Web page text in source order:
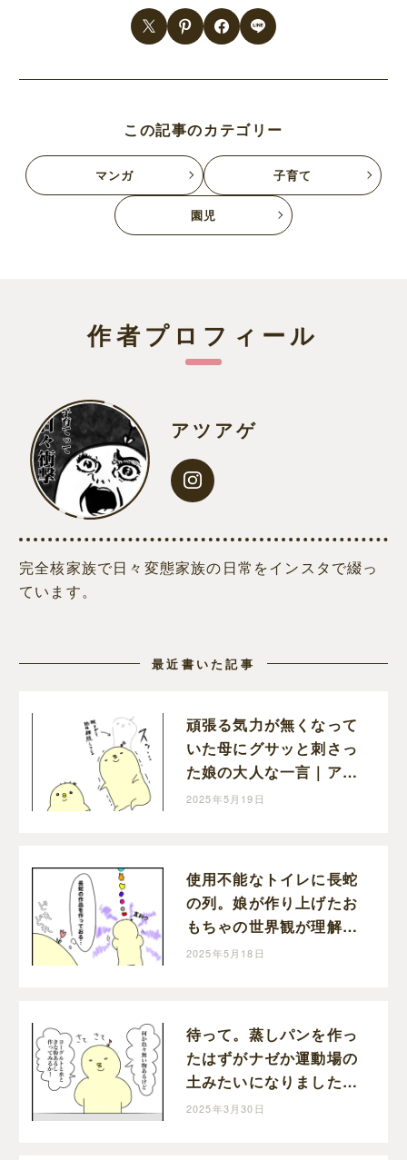
この記事のカテゴリー
マンガ 子育て
園児
作者プロフィール
アツアゲ
完全核家族で日々変態家族の日常をインスタで綴っ
ています。
最近書いた記事
頑張る気力が無くなって
いた母にグサッと刺さっ
た娘の大人な一言｜アツ
アゲの育児絵日記
2025年5月19日
使用不能なトイレに長蛇
の列。娘が作り上げたお
もちゃの世界観が理解不
能だった｜アツアゲの育
2025年5月18日
待って。蒸しパンを作っ
たはずがナゼか運動場の
土みたいになりました。
｜アツアゲの育児絵日記
2025年3月30日